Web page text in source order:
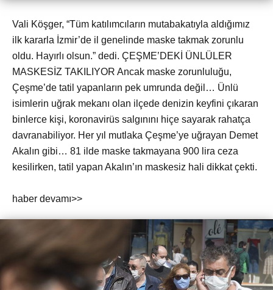
Vali Köşger, “Tüm katılımcıların mutabakatıyla aldığımız
ilk kararla İzmir’de il genelinde maske takmak zorunlu
oldu. Hayırlı olsun.” dedi. ÇEŞME’DEKİ ÜNLÜLER
MASKESİZ TAKILIYOR Ancak maske zorunluluğu,
Çeşme’de tatil yapanların pek umrunda değil… Ünlü
isimlerin uğrak mekanı olan ilçede denizin keyfini çıkaran
binlerce kişi, koronavirüs salgınını hiçe sayarak rahatça
davranabiliyor. Her yıl mutlaka Çeşme’ye uğrayan Demet
Akalın gibi… 81 ilde maske takmayana 900 lira ceza
kesilirken, tatil yapan Akalın’ın maskesiz hali dikkat çekti.
haber devamı>>